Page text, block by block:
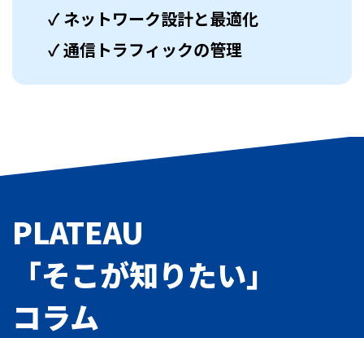
✓ ネットワーク設計と最適化
✓ 通信トラフィックの管理
PLATEAU
「そこが知りたい」
コラム